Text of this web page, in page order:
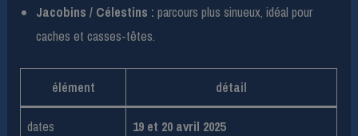
Jacobins / Célestins : parcours plus sinueux, idéal pour
caches et casses-têtes.
élément détail
dates 19 et 20 avril 2025